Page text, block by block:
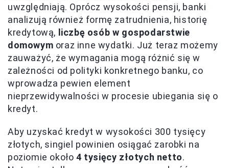
uwzględniają. Oprócz wysokości pensji, banki
analizują również formę zatrudnienia, historię
kredytową, liczbę osób w gospodarstwie
domowym oraz inne wydatki. Już teraz możemy
zauważyć, że wymagania mogą różnić się w
zależności od polityki konkretnego banku, co
wprowadza pewien element
nieprzewidywalności w procesie ubiegania się o
kredyt.
Aby uzyskać kredyt w wysokości 300 tysięcy
złotych, singiel powinien osiągać zarobki na
poziomie około 4 tysięcy złotych netto.